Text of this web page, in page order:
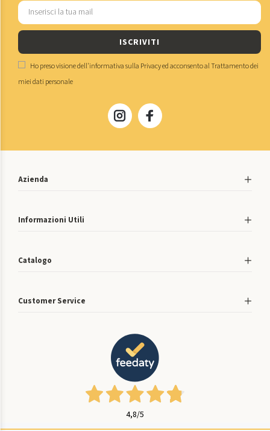
ISCRIVITI
Ho preso visione dell'informativa sulla Privacyed acconsento alTrattamento dei
miei dati personale
Azienda
Informazioni Utili
Catalogo
Customer Service
4,8/5